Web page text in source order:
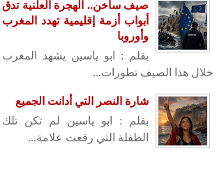
صيف ساخن.. الهجرة العلنية تدق
أبواب أزمة إقليمية تهدد المغرب
وأوروبا
بقلم : ابو ياسين يشهد المغرب
خلال هذا الصيف تطورات...
شارة النصر التي أدانت الجميع
بقلم : ابو ياسين لم تكن تلك
الطفلة التي رفعت علامة...